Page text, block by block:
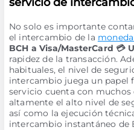
No solo es importante
el intercambio de la
BCH a Visa/MasterCard 💳
rapidez de la transacción.
habituales, el nivel de
intercambio juega un papel
servicio cuenta con muchos
altamente el alto nivel de
así como la ejecución
intercambio instantáneo de